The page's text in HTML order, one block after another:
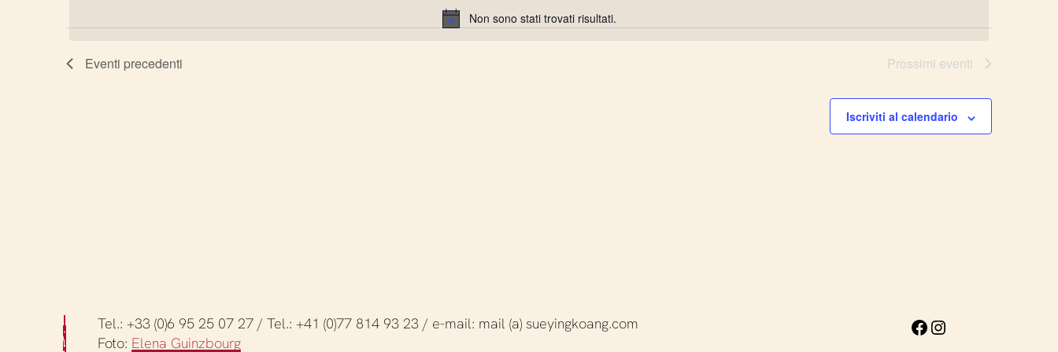
Notice
Non sono stati trovati risultati.
viste
Navigazione
Eventi precedenti Prossimi eventi
Iscriviti al calendario
Tel.: +33 (0)6 95 25 07 27 / Tel.: +41 (0)77 814 93 23 / e-mail: mail (a) sueyingkoang.com
Foto: Elena Guinzbourg
Facebook Toto